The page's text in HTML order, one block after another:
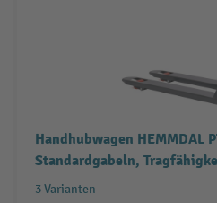
Handhubwagen HEMMDAL
Standardgabeln,
3 Varianten